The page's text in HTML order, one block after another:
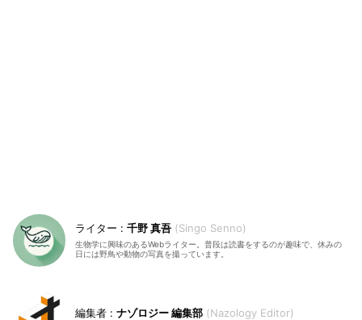
千野 真吾 Singo Senno
生物学に興味のあるWebライター。普段は読書をするのが趣味で、休みの
日には野鳥や動物の写真を撮っています。
ナゾロジー 編集部 Nazology Editor